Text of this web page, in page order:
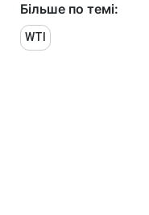
Більше по темі:
WTI